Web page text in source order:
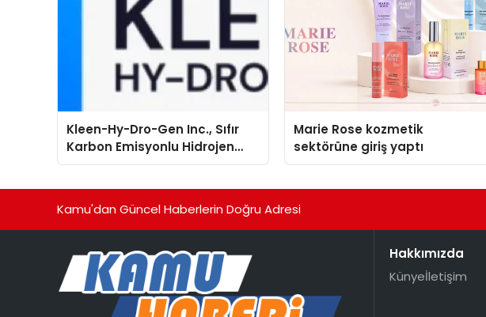
Kleen-Hy-Dro-Gen Inc., Sıfır
Karbon Emisyonlu Hidrojen
Isıtma Teknolojisinde ISO ve
Marie Rose kozmetik
sektörüne giriş yaptı
Kamu'dan Güncel Haberlerin Doğru Adresi
Hakkımızda
Künyeİletişim